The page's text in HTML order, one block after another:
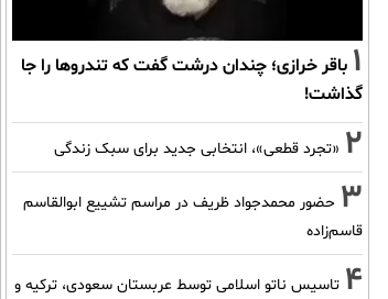
1 باقر خرازی؛ چندان درشت گفت که تندروها را جا
گذاشت!
2 «تجرد قطعی»، انتخابی جدید برای سبک زندگی
3 حضور محمدجواد ظریف در مراسم تشییع ابوالقاسم
قاسم‌زاده
4 تاسیس ناتو اسلامی توسط عربستان سعودی، ترکیه و